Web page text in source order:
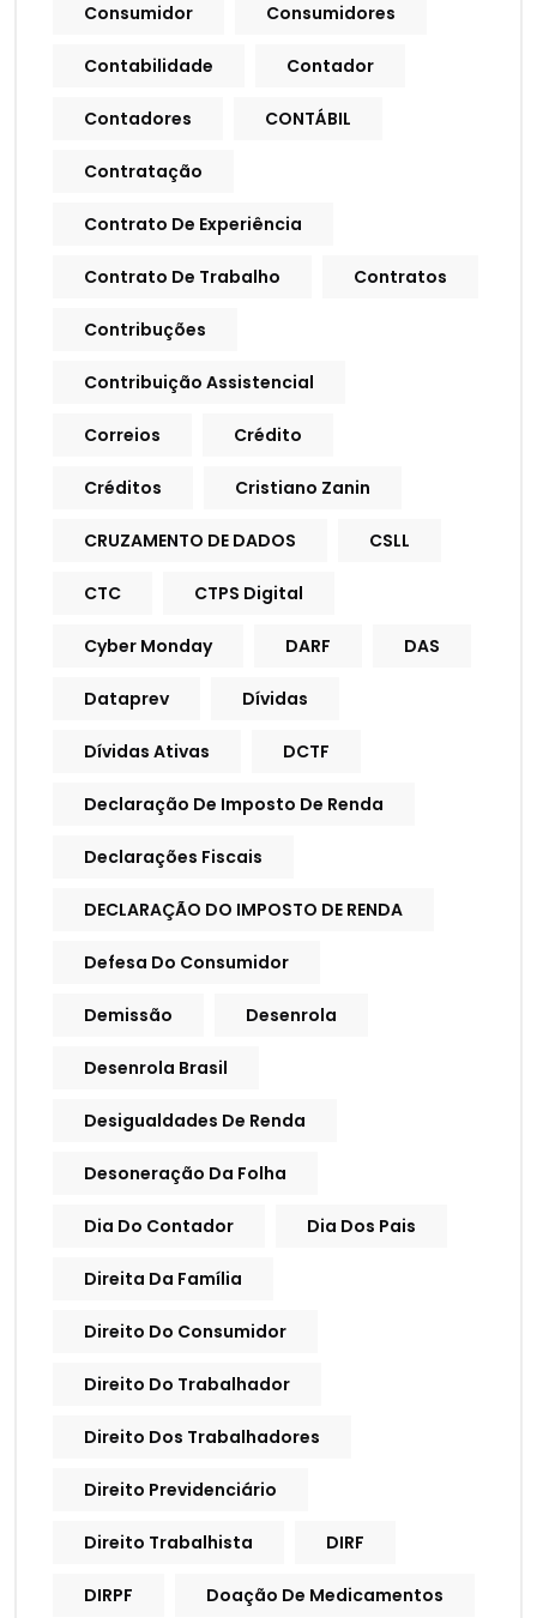
Consumidor Consumidores
Contabilidade Contador
Contadores CONTÁBIL
Contratação
Contrato De Experiência
Contrato De Trabalho Contratos
Contribuções
Contribuição Assistencial
Correios Crédito
Créditos Cristiano Zanin
CRUZAMENTO DE DADOS CSLL
CTC CTPS Digital
Cyber Monday DARF DAS
Dataprev Dívidas
Dívidas Ativas DCTF
Declaração De Imposto De Renda
Declarações Fiscais
DECLARAÇÃO DO IMPOSTO DE RENDA
Defesa Do Consumidor
Demissão Desenrola
Desenrola Brasil
Desigualdades De Renda
Desoneração Da Folha
Dia Do Contador Dia Dos Pais
Direita Da Família
Direito Do Consumidor
Direito Do Trabalhador
Direito Dos Trabalhadores
Direito Previdenciário
Direito Trabalhista DIRF
DIRPF Doação De Medicamentos